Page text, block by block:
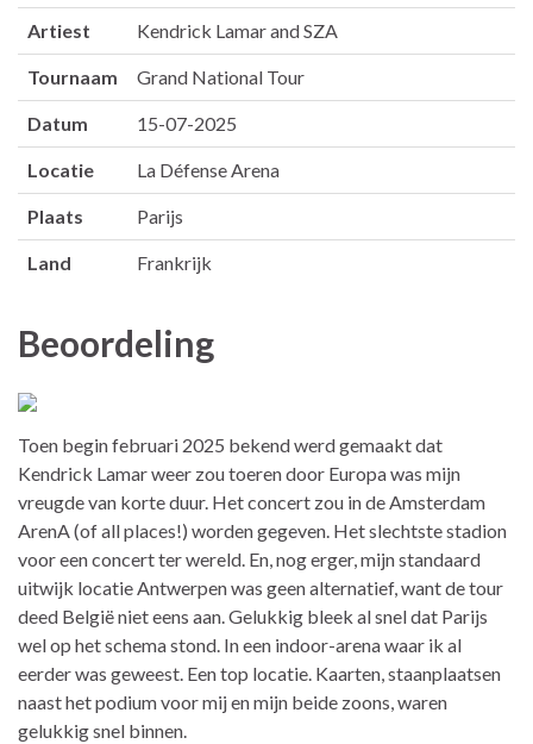
Artiest Kendrick Lamar and SZA
Tournaam Grand National Tour
Datum 15-07-2025
Locatie La Défense Arena
Plaats Parijs
Land Frankrijk
Beoordeling
Toen begin februari 2025 bekend werd gemaakt dat
Kendrick Lamar weer zou toeren door Europa was mijn
vreugde van korte duur. Het concert zou in de Amsterdam
ArenA (of all places!) worden gegeven. Het slechtste stadion
voor een concert ter wereld. En, nog erger, mijn standaard
uitwijk locatie Antwerpen was geen alternatief, want de tour
deed België niet eens aan. Gelukkig bleek al snel dat Parijs
wel op het schema stond. In een indoor-arena waar ik al
eerder was geweest. Een top locatie. Kaarten, staanplaatsen
naast het podium voor mij en mijn beide zoons, waren
gelukkig snel binnen.